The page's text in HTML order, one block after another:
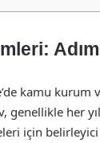
kamu
genellikle her
için belirleyici